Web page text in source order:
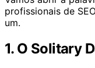
profissionais de
um.
1. O Solitary